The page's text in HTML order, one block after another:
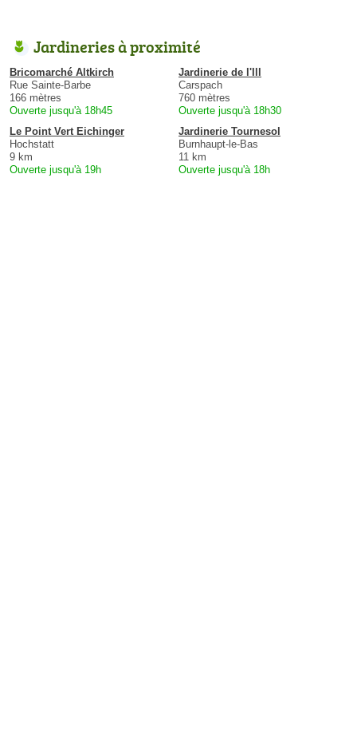
Jardineries à proximité
Bricomarché Altkirch
Rue Sainte-Barbe
166 mètres
Ouverte jusqu'à 18h45
Jardinerie de l'Ill
Carspach
760 mètres
Ouverte jusqu'à 18h30
Le Point Vert Eichinger
Hochstatt
9 km
Ouverte jusqu'à 19h
Jardinerie Tournesol
Burnhaupt-le-Bas
11 km
Ouverte jusqu'à 18h